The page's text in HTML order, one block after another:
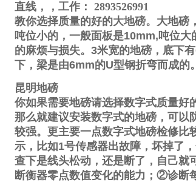
直线 ， ，工作 ： 2893526991
教你选择质量的好的大地磅。大地磅
吨位小的，一般面板是10mm,吨位大
的麻烦与损失。 3米宽的地磅，底下有
下，梁是由6mm的U型钢折弯而成的。
昆明地磅
你如果需要地磅请选择数字式质量好
那么就建议安装数字式的地磅，可以
较强。更主要一点数字式地磅检修比
示，比如1号传感器出故障，坏掉了
查下是线头松动，还是断了，自己就
断衡器零点数值变化的能力； ②诊断